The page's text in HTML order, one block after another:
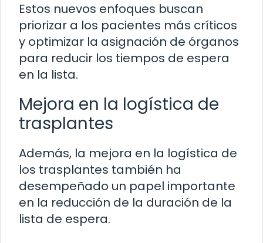
Estos nuevos enfoques buscan
priorizar a los pacientes más críticos
y optimizar la asignación de órganos
para reducir los tiempos de espera
en la lista.
Mejora en la logística de
trasplantes
Además, la mejora en la logística de
los trasplantes también ha
desempeñado un papel importante
en la reducción de la duración de la
lista de espera.